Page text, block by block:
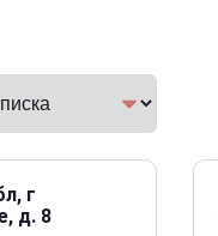
г
д. 8